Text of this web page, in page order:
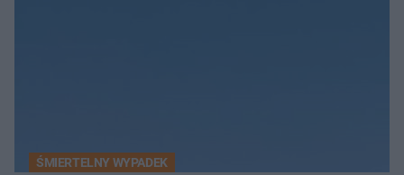
ŚMIERTELNY WYPADEK